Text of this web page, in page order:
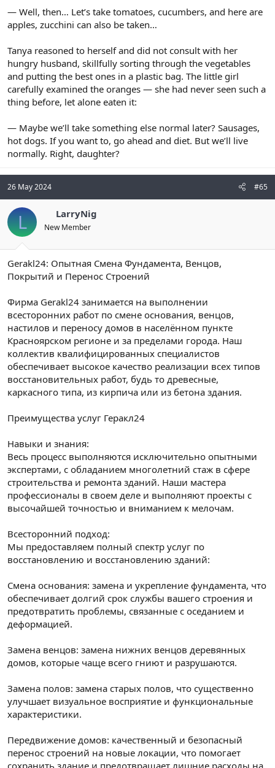
— Well, then… Let’s take tomatoes, cucumbers, and here are
apples, zucchini can also be taken…
Tanya reasoned to herself and did not consult with her
hungry husband, skillfully sorting through the vegetables
and putting the best ones in a plastic bag. The little girl
carefully examined the oranges — she had never seen such a
thing before, let alone eaten it:
— Maybe we’ll take something else normal later? Sausages,
hot dogs. If you want to, go ahead and diet. But we’ll live
normally. Right, daughter?
26 May 2024 #65
L LarryNig
New Member
Gerakl24: Опытная Смена Фундамента, Венцов,
Покрытий и Перенос Строений
Фирма Gerakl24 занимается на выполнении
всесторонних работ по смене основания, венцов,
настилов и переносу домов в населённом пункте
Красноярском регионе и за пределами города. Наш
коллектив квалифицированных специалистов
обеспечивает высокое качество реализации всех типов
восстановительных работ, будь то древесные,
каркасного типа, из кирпича или из бетона здания.
Преимущества услуг Геракл24
Навыки и знания:
Весь процесс выполняются исключительно опытными
экспертами, с обладанием многолетний стаж в сфере
строительства и ремонта зданий. Наши мастера
профессионалы в своем деле и выполняют проекты с
высочайшей точностью и вниманием к мелочам.
Всесторонний подход:
Мы предоставляем полный спектр услуг по
восстановлению и восстановлению зданий:
Смена основания: замена и укрепление фундамента, что
обеспечивает долгий срок службы вашего строения и
предотвратить проблемы, связанные с оседанием и
деформацией.
Замена венцов: замена нижних венцов деревянных
домов, которые чаще всего гниют и разрушаются.
Замена полов: замена старых полов, что существенно
улучшает визуальное восприятие и функциональные
характеристики.
Передвижение домов: качественный и безопасный
перенос строений на новые локации, что помогает
сохранить здание и предотвращает лишние расходы на